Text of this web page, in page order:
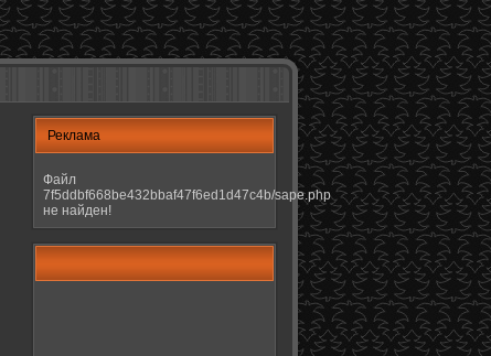
Реклама
Файл
7f5ddbf668be432bbaf47f6ed1d47c4b/sape.php
не найден!